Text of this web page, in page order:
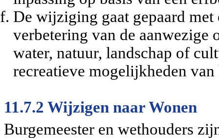
De wijziging gaat gepaard
verbetering van de aanwezige
water, natuur, landschap of
recreatieve mogelijkheden
11.7.2 Wijzigen naar Wonen
Burgemeester en wethouders